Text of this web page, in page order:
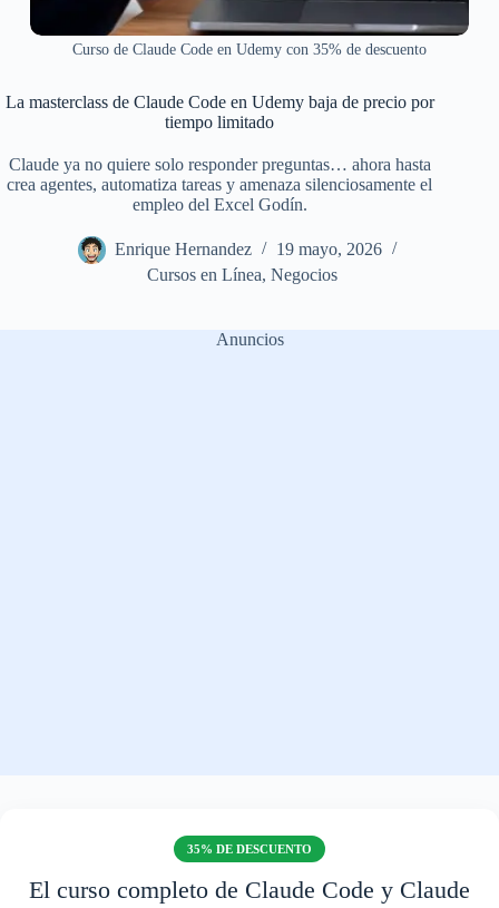
Curso de Claude Code en Udemy con 35% de descuento
La masterclass de Claude Code en Udemy baja de precio por
tiempo limitado
Claude ya no quiere solo responder preguntas… ahora hasta
crea agentes, automatiza tareas y amenaza silenciosamente el
empleo del Excel Godín.
Enrique Hernandez
19 mayo, 2026
Cursos en Línea, Negocios
Anuncios
35% DE DESCUENTO
El curso completo de Claude Code y Claude